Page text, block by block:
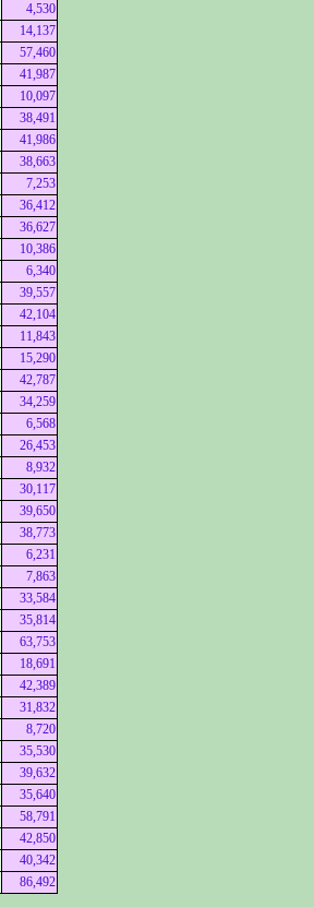
4,530
14,137
57,460
41,987
10,097
38,491
41,986
38,663
7,253
36,412
36,627
10,386
6,340
39,557
42,104
11,843
15,290
42,787
34,259
6,568
26,453
8,932
30,117
39,650
38,773
6,231
7,863
33,584
35,814
63,753
18,691
42,389
31,832
8,720
35,530
39,632
35,640
58,791
42,850
40,342
86,492